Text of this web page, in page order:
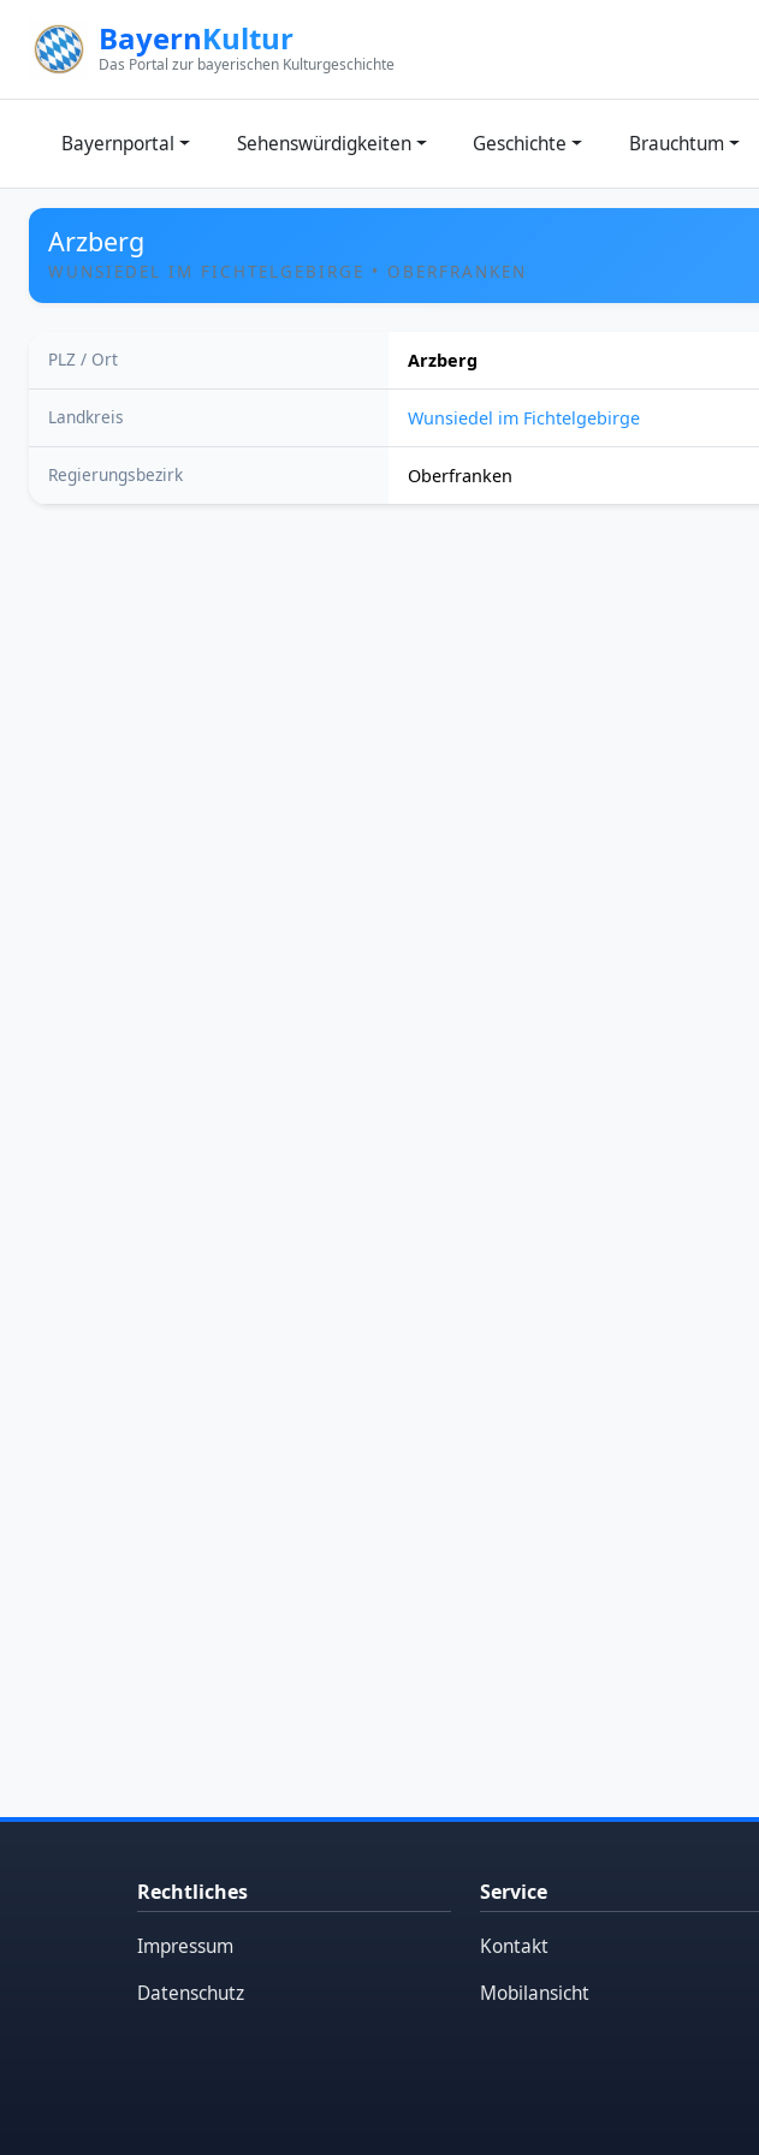
BayernKultur
Das Portal zur bayerischen Kulturgeschichte
Bayernportal Sehenswürdigkeiten Geschichte Brauchtum
Arzberg
WUNSIEDEL IM FICHTELGEBIRGE • OBERFRANKEN
PLZ / Ort Arzberg
Landkreis Wunsiedel im Fichtelgebirge
Regierungsbezirk Oberfranken
Rechtliches
Impressum
Datenschutz
Service
Kontakt
Mobilansicht